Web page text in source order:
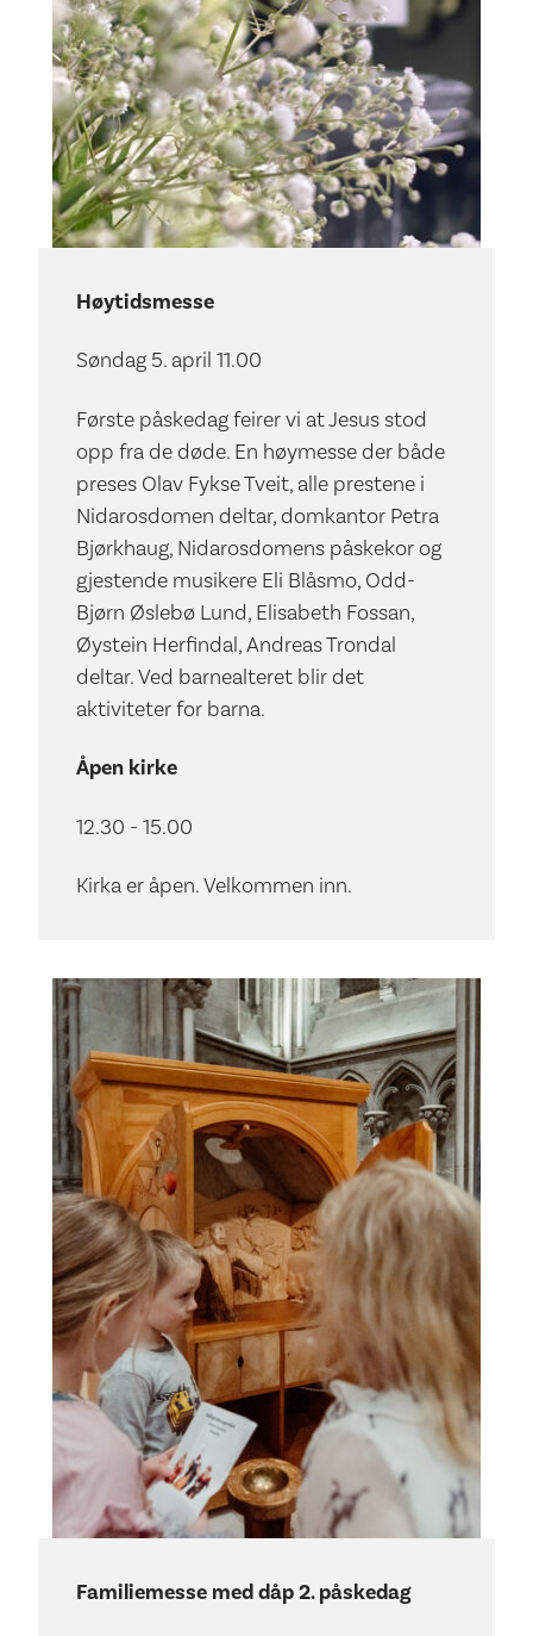
Høytidsmesse
Søndag 5. april 11.00
Første påskedag feirer vi at Jesus stod
opp fra de døde. En høymesse der både
preses Olav Fykse Tveit, alle prestene i
Nidarosdomen deltar, domkantor Petra
Bjørkhaug, Nidarosdomens påskekor og
gjestende musikere Eli Blåsmo, Odd-
Bjørn Øslebø Lund, Elisabeth Fossan,
Øystein Herfindal, Andreas Trondal
deltar. Ved barnealteret blir det
aktiviteter for barna.
Åpen kirke
12.30 - 15.00
Kirka er åpen. Velkommen inn.
Familiemesse med dåp 2. påskedag